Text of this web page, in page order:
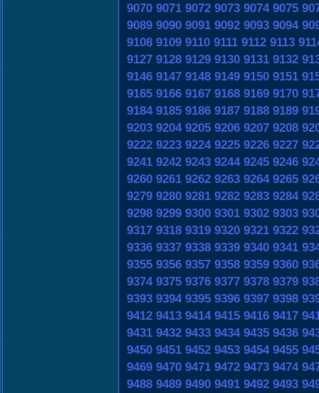
9070 9071 9072 9073 9074 9075
9089 9090 9091 9092 9093 9094
9108 9109 9110 9111 9112 9113
9127 9128 9129 9130 9131 9132
9146 9147 9148 9149 9150 9151
9165 9166 9167 9168 9169 9170
9184 9185 9186 9187 9188 9189
9203 9204 9205 9206 9207 9208
9222 9223 9224 9225 9226 9227
9241 9242 9243 9244 9245 9246
9260 9261 9262 9263 9264 9265
9279 9280 9281 9282 9283 9284
9298 9299 9300 9301 9302 9303
9317 9318 9319 9320 9321 9322
9336 9337 9338 9339 9340 9341
9355 9356 9357 9358 9359 9360
9374 9375 9376 9377 9378 9379
9393 9394 9395 9396 9397 9398
9412 9413 9414 9415 9416 9417
9431 9432 9433 9434 9435 9436
9450 9451 9452 9453 9454 9455
9469 9470 9471 9472 9473 9474
9488 9489 9490 9491 9492 9493